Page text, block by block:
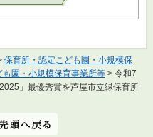
保育所・認定こども園・小規模保
園・小規模保育事業所等 > 令和7
」最優秀賞を芦屋市立緑保育所